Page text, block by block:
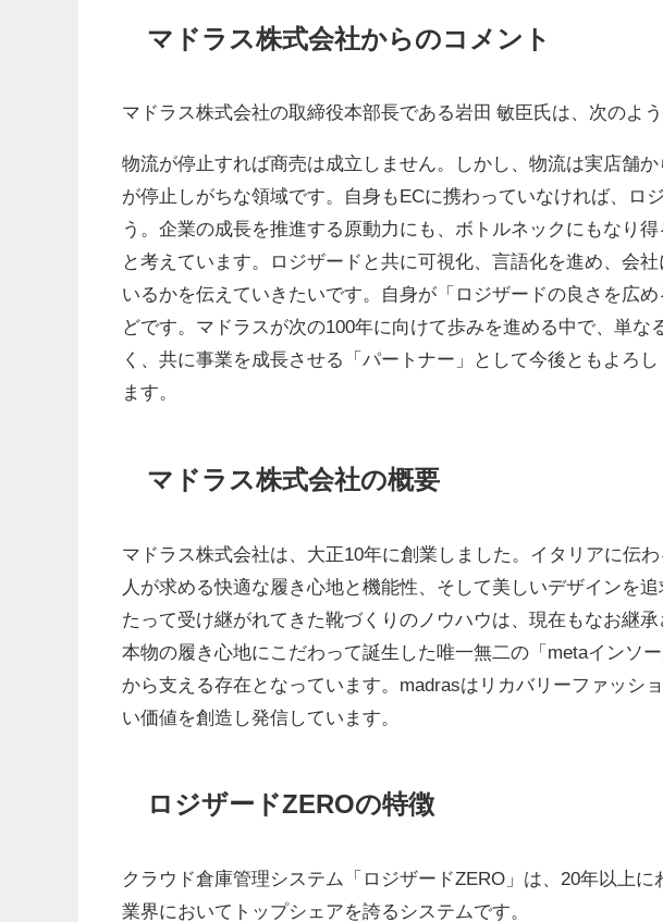
マドラス株式会社からのコメント
マドラス株式会社の取締役本部長である岩田 敏臣氏は、次のよ
物流が停止すれば商売は成立しません。しかし、物流は実店舗
が停止しがちな領域です。自身もECに携わっていなければ、ロ
う。企業の成長を推進する原動力にも、ボトルネックにもなり
と考えています。ロジザードと共に可視化、言語化を進め、会
いるかを伝えていきたいです。自身が「ロジザードの良さを広
どです。マドラスが次の100年に向けて歩みを進める中で、単な
く、共に事業を成長させる「パートナー」として今後ともよろ
ます。
マドラス株式会社の概要
マドラス株式会社は、大正10年に創業しました。イタリアに伝
人が求める快適な履き心地と機能性、そして美しいデザインを
たって受け継がれてきた靴づくりのノウハウは、現在もなお継
本物の履き心地にこだわって誕生した唯一無二の「metaインソ
から支える存在となっています。madrasはリカバリーファッシ
い価値を創造し発信しています。
ロジザードZEROの特徴
クラウド倉庫管理システム「ロジザードZERO」は、20年以上
業界においてトップシェアを誇るシステムです。